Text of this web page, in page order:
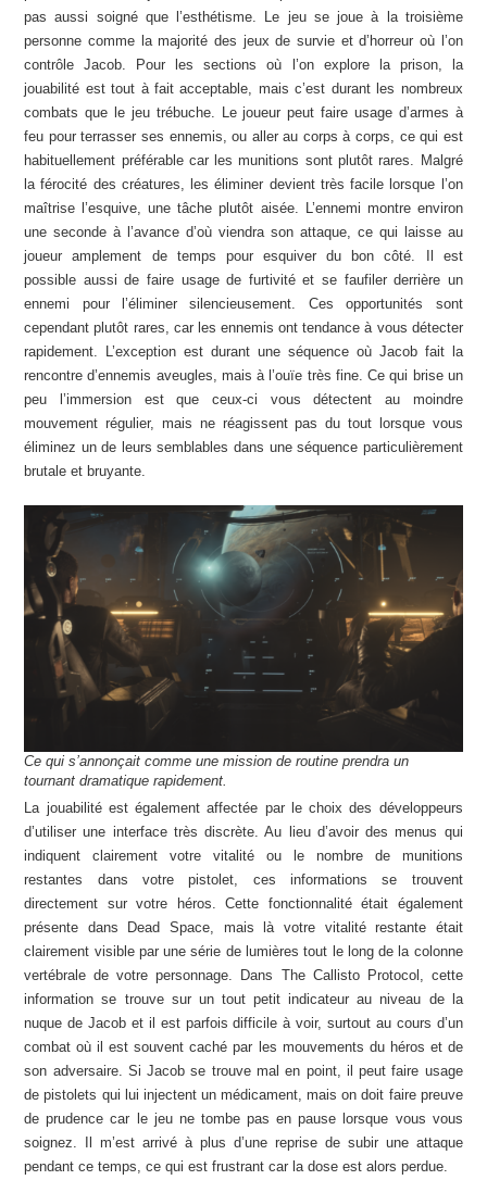
pas aussi soigné que l’esthétisme. Le jeu se joue à la troisième
personne comme la majorité des jeux de survie et d’horreur où l’on
contrôle Jacob. Pour les sections où l’on explore la prison, la
jouabilité est tout à fait acceptable, mais c’est durant les nombreux
combats que le jeu trébuche. Le joueur peut faire usage d’armes à
feu pour terrasser ses ennemis, ou aller au corps à corps, ce qui est
habituellement préférable car les munitions sont plutôt rares. Malgré
la férocité des créatures, les éliminer devient très facile lorsque l’on
maîtrise l’esquive, une tâche plutôt aisée. L’ennemi montre environ
une seconde à l’avance d’où viendra son attaque, ce qui laisse au
joueur amplement de temps pour esquiver du bon côté. Il est
possible aussi de faire usage de furtivité et se faufiler derrière un
ennemi pour l’éliminer silencieusement. Ces opportunités sont
cependant plutôt rares, car les ennemis ont tendance à vous détecter
rapidement. L’exception est durant une séquence où Jacob fait la
rencontre d’ennemis aveugles, mais à l’ouïe très fine. Ce qui brise un
peu l’immersion est que ceux-ci vous détectent au moindre
mouvement régulier, mais ne réagissent pas du tout lorsque vous
éliminez un de leurs semblables dans une séquence particulièrement
brutale et bruyante.
Ce qui s’annonçait comme une mission de routine prendra un
tournant dramatique rapidement.
La jouabilité est également affectée par le choix des développeurs
d’utiliser une interface très discrète. Au lieu d’avoir des menus qui
indiquent clairement votre vitalité ou le nombre de munitions
restantes dans votre pistolet, ces informations se trouvent
directement sur votre héros. Cette fonctionnalité était également
présente dans Dead Space, mais là votre vitalité restante était
clairement visible par une série de lumières tout le long de la colonne
vertébrale de votre personnage. Dans The Callisto Protocol, cette
information se trouve sur un tout petit indicateur au niveau de la
nuque de Jacob et il est parfois difficile à voir, surtout au cours d’un
combat où il est souvent caché par les mouvements du héros et de
son adversaire. Si Jacob se trouve mal en point, il peut faire usage
de pistolets qui lui injectent un médicament, mais on doit faire preuve
de prudence car le jeu ne tombe pas en pause lorsque vous vous
soignez. Il m’est arrivé à plus d’une reprise de subir une attaque
pendant ce temps, ce qui est frustrant car la dose est alors perdue.